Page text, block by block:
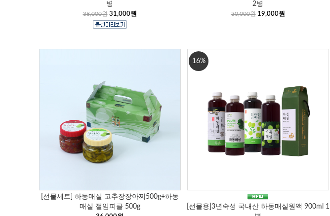
병
38,000원 31,000원
2병
30,000원 19,000원
[선물세트] 하동매실 고추장장아찌500g+하동
매실 절임피클 500g
[선물용]3년숙성 국내산 하동매실원액 900ml 1
16%